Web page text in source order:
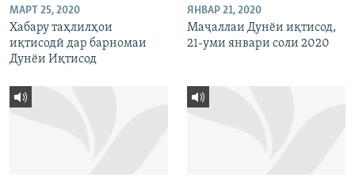
МАРТ 25, 2020
Хабару таҳлилҳои
иқтисодӣ дар барномаи
Дунёи Иқтисод
ЯНВАР 21, 2020
Маҷаллаи Дунёи иқтисод,
21-уми январи соли 2020